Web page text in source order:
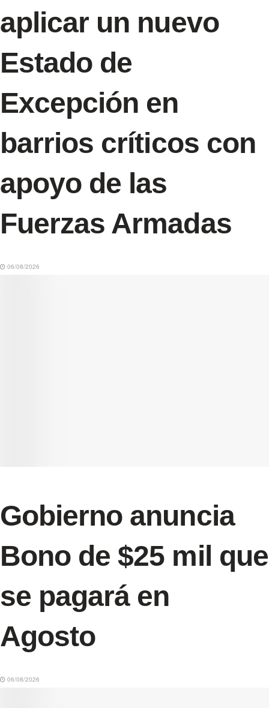
aplicar un nuevo
Estado de
Excepción en
barrios críticos con
apoyo de las
Fuerzas Armadas
06/08/2026
Gobierno anuncia
Bono de $25 mil que
se pagará en
Agosto
06/08/2026